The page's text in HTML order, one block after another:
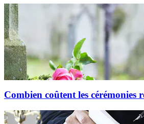
Combien coûtent les cérémonies